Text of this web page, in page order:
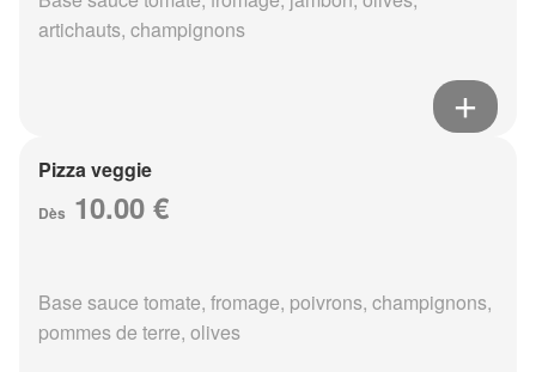
artichauts, champignons
Pizza veggie
Dès 10.00 €
Base sauce tomate, fromage, poivrons, champignons,
pommes de terre, olives